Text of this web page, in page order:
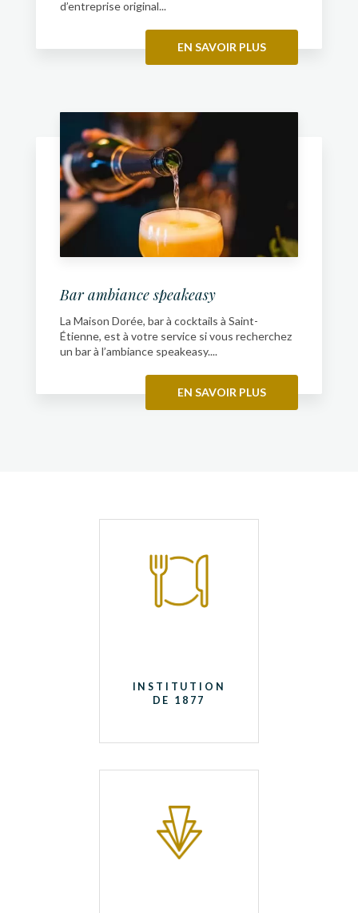
d’entreprise original...
EN SAVOIR PLUS
Bar ambiance speakeasy
La Maison Dorée, bar à cocktails à Saint-
Étienne, est à votre service si vous recherchez
un bar à l’ambiance speakeasy....
EN SAVOIR PLUS
INSTITUTION
DE 1877